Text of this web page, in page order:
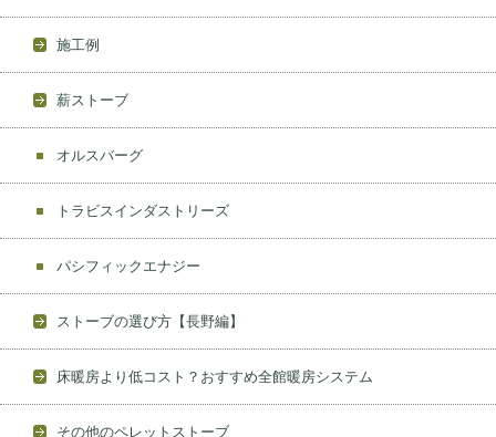
施工例
薪ストーブ
オルスバーグ
トラビスインダストリーズ
パシフィックエナジー
ストーブの選び方【長野編】
床暖房より低コスト？おすすめ全館暖房システム
その他のペレットストーブ